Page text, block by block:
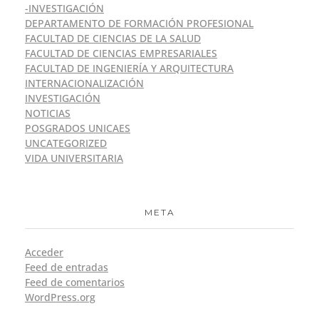
-INVESTIGACIÓN
DEPARTAMENTO DE FORMACIÓN PROFESIONAL
FACULTAD DE CIENCIAS DE LA SALUD
FACULTAD DE CIENCIAS EMPRESARIALES
FACULTAD DE INGENIERÍA Y ARQUITECTURA
INTERNACIONALIZACIÓN
INVESTIGACIÓN
NOTICIAS
POSGRADOS UNICAES
UNCATEGORIZED
VIDA UNIVERSITARIA
META
Acceder
Feed de entradas
Feed de comentarios
WordPress.org